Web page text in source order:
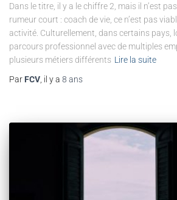
Dans le titre, il y a le chiffre 2, mais il n’est
rumeur court : coach de vie, ce n’est pas
activité. Culturellement, dans certains pays,
parcours professionnel avec de multiples
plusieurs métiers différents Lire la suite
Par FCV , il y a 8 ans